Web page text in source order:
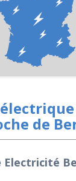
de
Electricité